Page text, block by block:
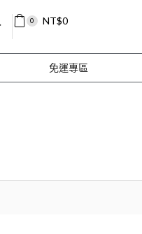
0 NT$0
免運專區